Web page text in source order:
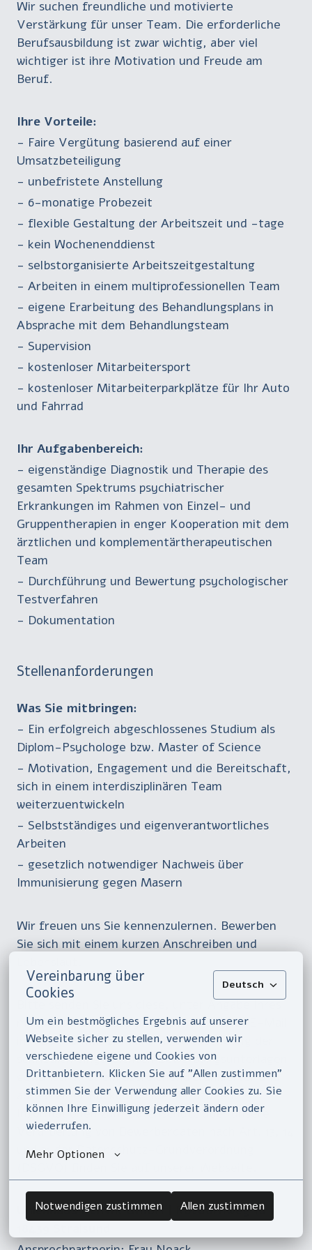
Vereinbarung über
Cookies
Deutsch
Um ein bestmögliches Ergebnis auf unserer
Webseite sicher zu stellen, verwenden wir
verschiedene eigene und Cookies von
Drittanbietern. Klicken Sie auf "Allen zustimmen"
stimmen Sie der Verwendung aller Cookies zu. Sie
können Ihre Einwilligung jederzeit ändern oder
wiederrufen.
Mehr Optionen
Notwendigen zustimmen Allen zustimmen
Wir suchen freundliche und motivierte
Verstärkung für unser Team. Die erforderliche
Berufsausbildung ist zwar wichtig, aber viel
wichtiger ist ihre Motivation und Freude am
Beruf.
Ihre Vorteile:
- Faire Vergütung basierend auf einer
Umsatzbeteiligung
- unbefristete Anstellung
- 6-monatige Probezeit
- flexible Gestaltung der Arbeitszeit und -tage
- kein Wochenenddienst
- selbstorganisierte Arbeitszeitgestaltung
- Arbeiten in einem multiprofessionellen Team
- eigene Erarbeitung des Behandlungsplans in
Absprache mit dem Behandlungsteam
- Supervision
- kostenloser Mitarbeitersport
- kostenloser Mitarbeiterparkplätze für Ihr Auto
und Fahrrad
Ihr Aufgabenbereich:
- eigenständige Diagnostik und Therapie des
gesamten Spektrums psychiatrischer
Erkrankungen im Rahmen von Einzel- und
Gruppentherapien in enger Kooperation mit dem
ärztlichen und komplementärtherapeutischen
Team
- Durchführung und Bewertung psychologischer
Testverfahren
- Dokumentation
Stellenanforderungen
Was Sie mitbringen:
- Ein erfolgreich abgeschlossenes Studium als
Diplom-Psychologe bzw. Master of Science
- Motivation, Engagement und die Bereitschaft,
sich in einem interdisziplinären Team
weiterzuentwickeln
- Selbstständiges und eigenverantwortliches
Arbeiten
- gesetzlich notwendiger Nachweis über
Immunisierung gegen Masern
Wir freuen uns Sie kennenzulernen. Bewerben
Sie sich mit einem kurzen Anschreiben und
Bitte senden Sie uns diese, unter Angabe Ihres
möglichen Arbeitsbeginns, per Post oder E-Mail
im PDF-Format zu. Wird die Rücksendung der
schriftlich eingereichten Bewerbungsunterlagen
gewünscht, ist ein ausreichend frankierter und
adressierter Rückumschlag beizufügen.
Informationen zum Datenschutz über unsere
Verarbeitung von Bewerberdaten nach Art. 13, 14
und 21 der Datenschutz-Grundverordnung
Uhlenhaus KLINIK GmbH | Rotdornweg 10 |